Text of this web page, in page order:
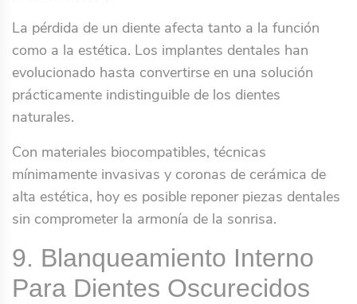
La pérdida de un diente afecta tanto a la función
como a la estética. Los implantes dentales han
evolucionado hasta convertirse en una solución
prácticamente indistinguible de los dientes
naturales.
Con materiales biocompatibles, técnicas
mínimamente invasivas y coronas de cerámica de
alta estética, hoy es posible reponer piezas dentales
sin comprometer la armonía de la sonrisa.
9. Blanqueamiento Interno
Para Dientes Oscurecidos